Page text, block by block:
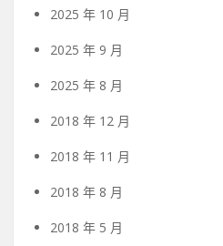
2025 年 10 月
2025 年 9 月
2025 年 8 月
2018 年 12 月
2018 年 11 月
2018 年 8 月
2018 年 5 月